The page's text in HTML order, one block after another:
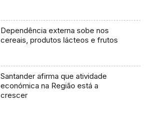
Dependência externa sobe nos
cereais, produtos lácteos e frutos
Santander afirma que atividade
económica na Região está a
crescer